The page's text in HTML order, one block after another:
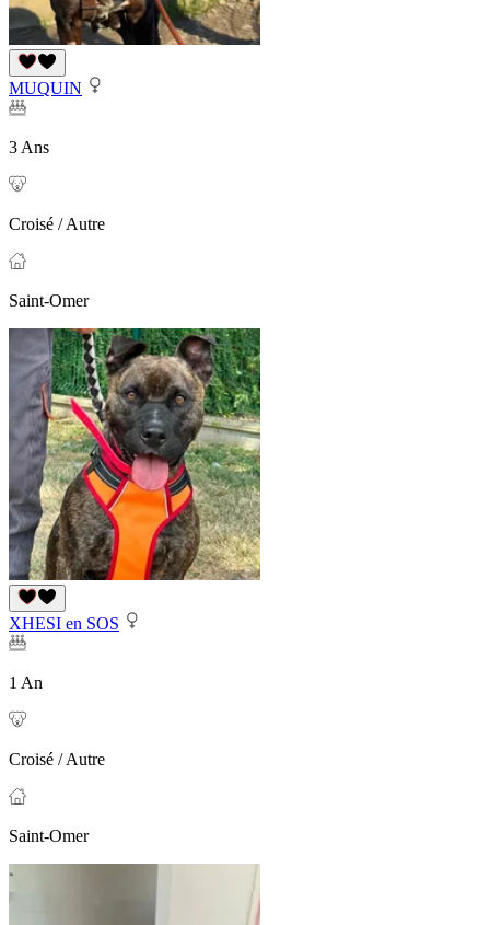
MUQUIN
3 Ans
Croisé / Autre
Saint-Omer
XHESI en SOS
1 An
Croisé / Autre
Saint-Omer